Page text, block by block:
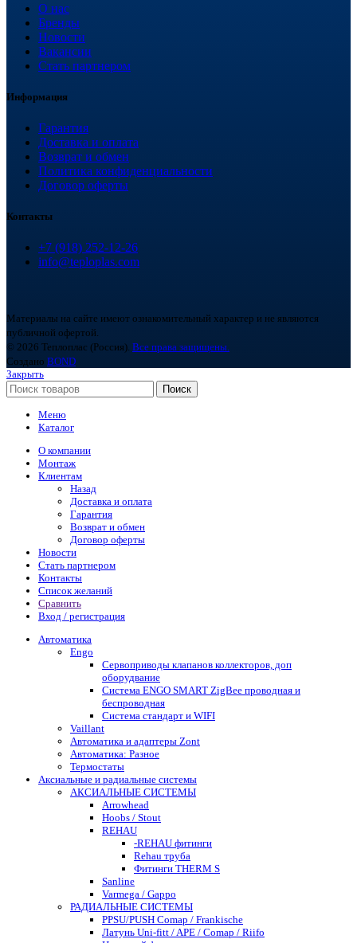
О нас
Бренды
Новости
Вакансии
Стать партнером
Информация
Гарантия
Доставка и оплата
Возврат и обмен
Политика конфиденциальности
Договор оферты
Контакты
+7 (918) 252-12-26
info@teploplas.com
Материалы на сайте имеют ознакомительный характер и не являются
публичной офертой.
© 2026 Теплоплас (Россия). Все права защищены.
Создано BOND
Закрыть
Поиск
Меню
Каталог
О компании
Монтаж
Клиентам
Назад
Доставка и оплата
Гарантия
Возврат и обмен
Договор оферты
Новости
Стать партнером
Контакты
Список желаний
Сравнить
Вход / регистрация
Автоматика
Engo
Сервоприводы клапанов коллекторов, доп
оборудвание
Система ENGO SMART ZigBee проводная и
беспроводная
Система стандарт и WIFI
Vaillant
Автоматика и адаптеры Zont
Автоматика: Разное
Термостаты
Аксиальные и радиальные системы
АКСИАЛЬНЫЕ СИСТЕМЫ
Arrowhead
Hoobs / Stout
REHAU
-REHAU фитинги
Rehau труба
Фитинги THERM S
Sanline
Varmega / Gappo
РАДИАЛЬНЫЕ СИСТЕМЫ
PPSU/PUSH Comap / Frankische
Латунь Uni-fitt / APE / Comap / Riifo